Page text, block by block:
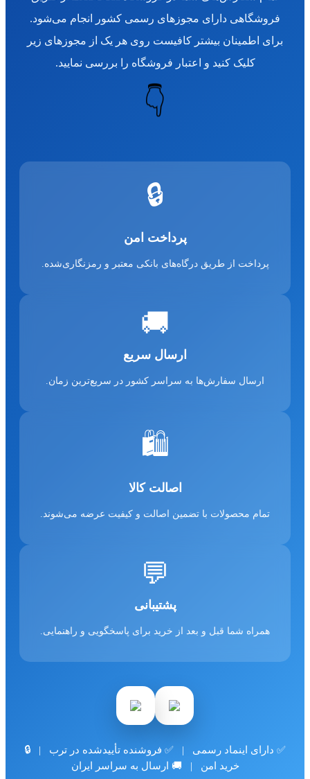
فروشگاهی دارای مجوزهای رسمی کشور انجام می‌شود.
برای اطمینان بیشتر کافیست روی هر یک از مجوزهای زیر
کلیک کنید و اعتبار فروشگاه را بررسی نمایید.
👇
🔒
پرداخت امن
پرداخت از طریق درگاه‌های بانکی معتبر و رمزنگاری‌شده.
🚚
ارسال سریع
ارسال سفارش‌ها به سراسر کشور در سریع‌ترین زمان.
🛍️
اصالت کالا
تمام محصولات با تضمین اصالت و کیفیت عرضه می‌شوند.
💬
پشتیبانی
همراه شما قبل و بعد از خرید برای پاسخگویی و راهنمایی.
✅ دارای اینماد رسمی | ✅ فروشنده تأییدشده در ترب | 🔒
خرید امن | 🚚 ارسال به سراسر ایران